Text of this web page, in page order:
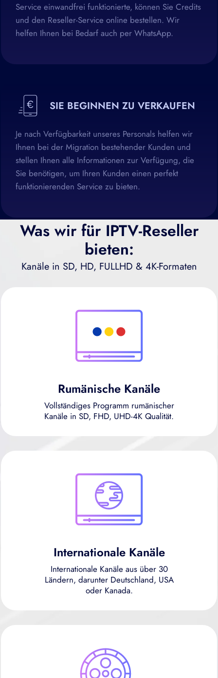
Service einwandfrei funktionierte, können Sie Credits
und den Reseller-Service online bestellen. Wir
helfen Ihnen bei Bedarf auch per WhatsApp.
SIE BEGINNEN ZU VERKAUFEN
Je nach Verfügbarkeit unseres Personals helfen wir
Ihnen bei der Migration bestehender Kunden und
stellen Ihnen alle Informationen zur Verfügung, die
Sie benötigen, um Ihren Kunden einen perfekt
funktionierenden Service zu bieten.
Was wir für IPTV-Reseller
bieten:
Kanäle in SD, HD, FULLHD & 4K-Formaten
Rumänische Kanäle
Vollständiges Programm rumänischer
Kanäle in SD, FHD, UHD-4K Qualität.
Internationale Kanäle
Internationale Kanäle aus über 30
Ländern, darunter Deutschland, USA
oder Kanada.